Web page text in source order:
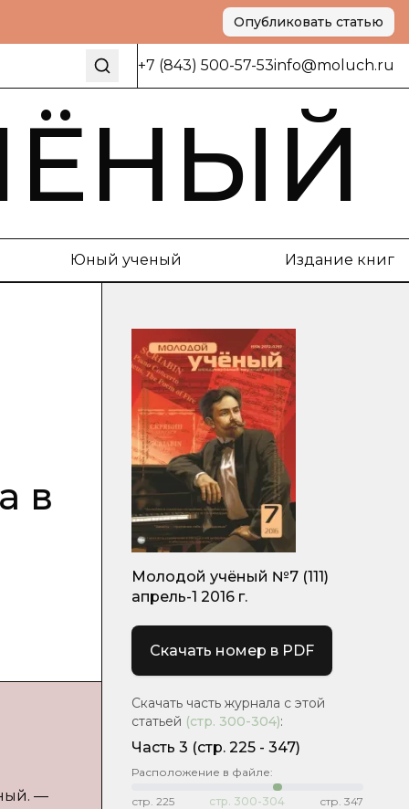
Опубликовать статью
+7 (843) 500-57-53info@moluch.ru
Юный ученый Издание книг
в
—
Молодой учёный №7 (111)
апрель-1 2016 г.
Скачать номер в PDF
Скачать часть журнала с этой
статьей (стр. 300-304):
Часть 3 (cтр. 225 - 347)
Расположение в файле:
стр. 225 стр. 300-304 стр. 347